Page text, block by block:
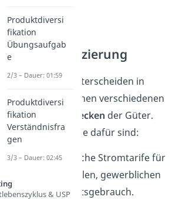
Sachliche
Preisdifferenzierung
Unternehmen unterscheiden in
diesem Fall zwischen verschiedenen
Verwendungszwecken der Güter.
Bekannte Beispiele dafür sind:
Unterschiedliche Stromtarife für
den industriellen, gewerblichen
oder Haushaltsgebrauch.
Produktdiversi
fikation
Übungsaufgab
e
2/3 – Dauer: 01:59
Produktdiversi
fikation
Verständnisfra
gen
3/3 – Dauer: 02:45
& USP